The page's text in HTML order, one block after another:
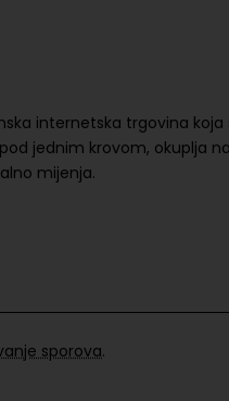
internetska trgovina
jednim krovom, okuplja
mijenja.
sporova.